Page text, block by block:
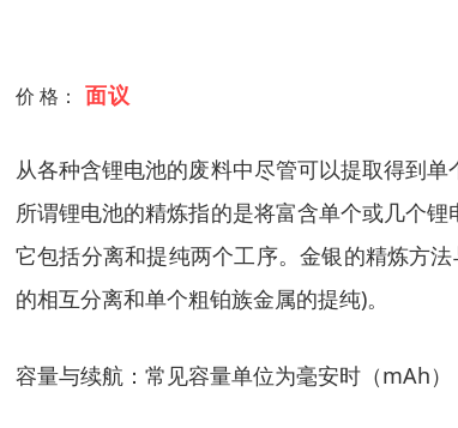
价 格： 面议
从各种含锂电池的废料中尽管可以提取得到
所谓锂电池的精炼指的是将富含单个或几个
它包括分离和提纯两个工序。金银的精炼方
的相互分离和单个粗铂族金属的提纯)。
容量与续航：常见容量单位为毫安时（mAh